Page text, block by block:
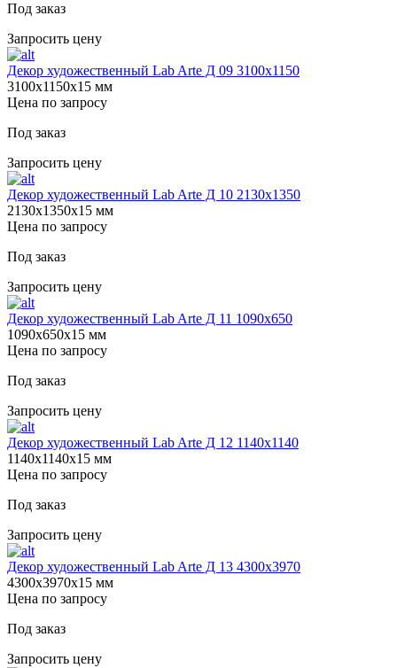
Под заказ
Запросить цену
Декор художественный Lab Arte Д 09 3100х1150
3100х1150х15 мм
Цена по запросу
Под заказ
Запросить цену
Декор художественный Lab Arte Д 10 2130х1350
2130х1350х15 мм
Цена по запросу
Под заказ
Запросить цену
Декор художественный Lab Arte Д 11 1090х650
1090х650х15 мм
Цена по запросу
Под заказ
Запросить цену
Декор художественный Lab Arte Д 12 1140х1140
1140х1140х15 мм
Цена по запросу
Под заказ
Запросить цену
Декор художественный Lab Arte Д 13 4300х3970
4300х3970х15 мм
Цена по запросу
Под заказ
Запросить цену